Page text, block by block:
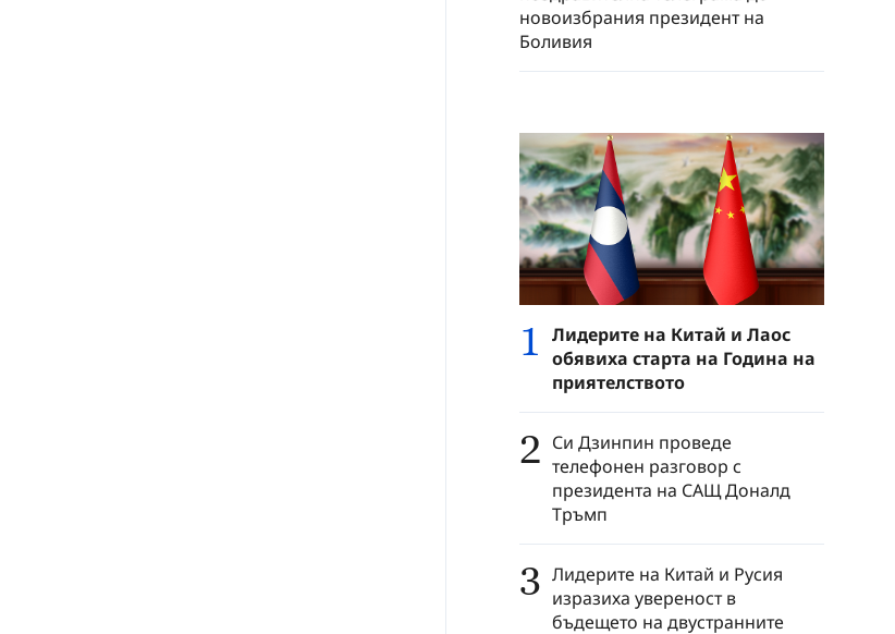
новоизбрания президент на
Боливия
1 Лидерите на Китай и Лаос
обявиха старта на Година на
приятелството
2 Си Дзинпин проведе
телефонен разговор с
президента на САЩ Доналд
Тръмп
3 Лидерите на Китай и Русия
изразиха увереност в
бъдещето на двустранните